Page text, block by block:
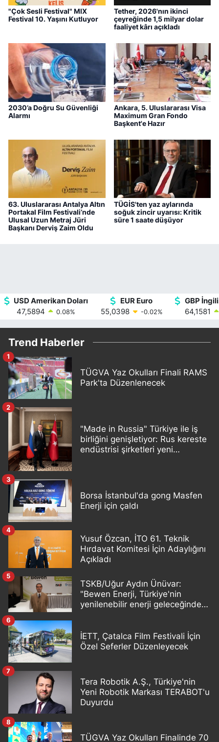
"Çok Sesli Festival" MIX
Festival 10. Yaşını Kutluyor
Tether, 2026'nın ikinci
çeyreğinde 1,5 milyar dolar
faaliyet kârı açıkladı
2030’a Doğru Su Güvenliği
Alarmı
Ankara, 5. Uluslararası Visa
Maximum Gran Fondo
Başkent'e Hazır
63. Uluslararası Antalya Altın
Portakal Film Festivali’nde
Ulusal Uzun Metraj Jüri
Başkanı Derviş Zaim Oldu
TÜGİS'ten yaz aylarında
soğuk zincir uyarısı: Kritik
süre 1 saate düşüyor
USD Amerikan Doları
47,5894
0.08%
EUR Euro
55,0398
-0.02%
GBP
64,1581
Trend Haberler
TÜGVA Yaz Okulları Finali RAMS
Park'ta Düzenlenecek
1
"Made in Russia" Türkiye ile iş
birliğini genişletiyor: Rus kereste
endüstrisi şirketleri yeni
2
Borsa İstanbul'da gong Masfen
Enerji için çaldı
3
Yusuf Özcan, İTO 61. Teknik
Hırdavat Komitesi İçin Adaylığını
Açıkladı
4
TSKB/Uğur Aydın Ünüvar:
"Bewen Enerji, Türkiye'nin
yenilenebilir enerji geleceğinde
5
İETT, Çatalca Film Festivali İçin
Özel Seferler Düzenleyecek
6
Tera Robotik A.Ş., Türkiye'nin
Yeni Robotik Markası TERABOT'u
Duyurdu
7
TÜGVA Yaz Okulları Finalinde 70
8